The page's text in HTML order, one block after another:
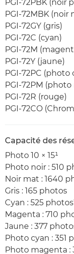
PGI-72PBK (noir
PGI-72MBK (noir
PGI-72GY (gris)
PGI-72C (cyan)
PGI-72M
PGI-72Y (jaune)
PGI-72PC (photo
PGI-72PM
PGI-72R (rouge)
PGI-72CO
Capacité des
Photo 10 × 15¹
Photo noir : 510
Noir mat : 1640
Gris : 165 photos
Cyan : 525
Magenta : 710
Jaune : 377
Photo cyan : 351
Photo magenta :